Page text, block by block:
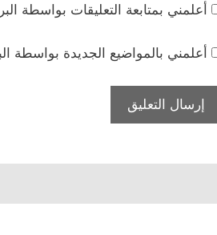
أعلمني بمتابعة التعليقات بواسطة
أعلمني بالمواضيع الجديدة بواسطة